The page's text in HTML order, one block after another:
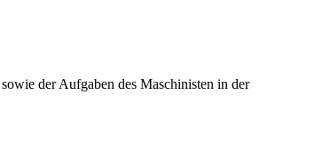
der Aufgaben des Maschinisten in der